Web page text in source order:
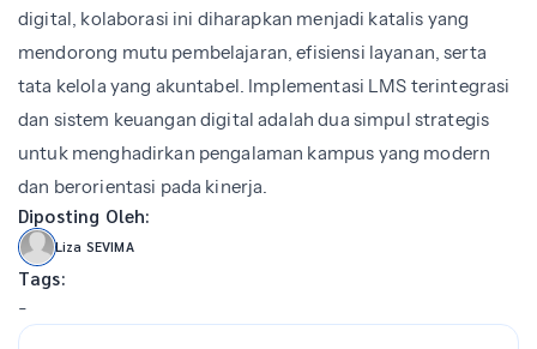
digital, kolaborasi ini diharapkan menjadi katalis yang
mendorong mutu pembelajaran, efisiensi layanan, serta
tata kelola yang akuntabel. Implementasi LMS terintegrasi
dan sistem keuangan digital adalah dua simpul strategis
untuk menghadirkan pengalaman kampus yang modern
dan berorientasi pada kinerja.
Diposting Oleh:
Liza SEVIMA
Tags:
-